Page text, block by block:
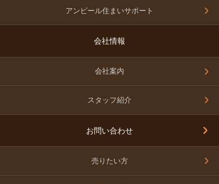
アンピール住まいサポート
会社情報
会社案内
スタッフ紹介
お問い合わせ
売りたい方